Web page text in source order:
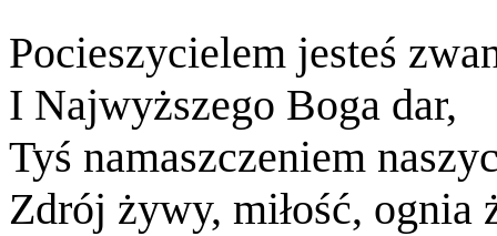
Pocieszycielem jesteś
I Najwyższego Boga dar,
Tyś namaszczeniem
Zdrój żywy, miłość, ognia